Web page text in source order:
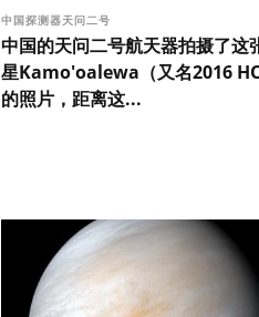
中国探测器天问二号
中国的天问二号航天器拍摄了这
星Kamo'oalewa（又名2016
的照片，距离这...